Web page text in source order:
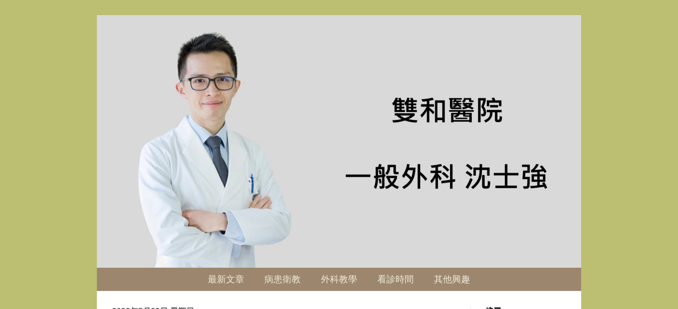
最新文章 病患衛教 外科教學 看診時間 其他興趣